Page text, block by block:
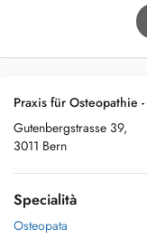
Praxis für Osteopathie -
Gutenbergstrasse 39,
3011 Bern
Specialità
Osteopata